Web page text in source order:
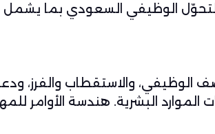
الوظيفي السعودي بما يشمل
الوظيفي، والاستقطاب والفرز،
الموارد البشرية. هندسة الأوامر